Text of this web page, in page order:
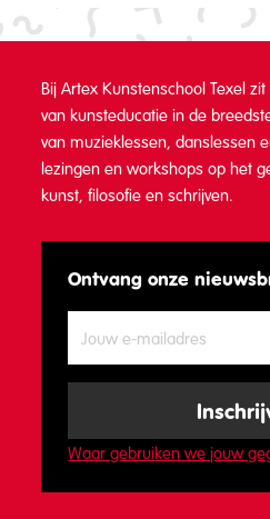
Bij Artex Kunstenschool Texel
van kunsteducatie in de
van muzieklessen, danslessen
lezingen en workshops op het
kunst, filosofie en schrijven.
Ontvang onze
Waar gebruiken we jouw